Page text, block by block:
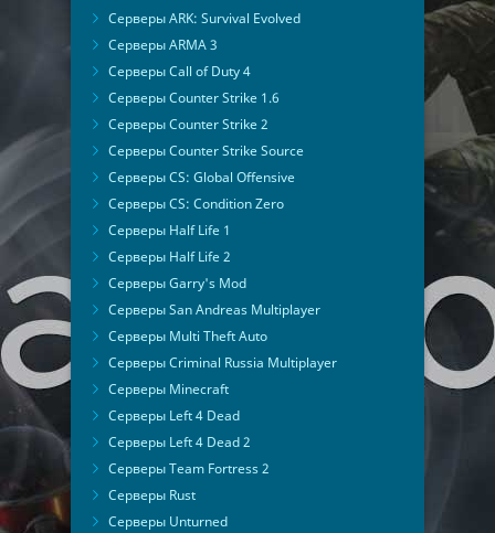
Серверы ARK: Survival Evolved
Серверы ARMA 3
Серверы Call of Duty 4
Серверы Counter Strike 1.6
Серверы Counter Strike 2
Серверы Counter Strike Source
Серверы CS: Global Offensive
Серверы CS: Condition Zero
Серверы Half Life 1
Серверы Half Life 2
Серверы Garry's Mod
Серверы San Andreas Multiplayer
Серверы Multi Theft Auto
Серверы Criminal Russia Multiplayer
Серверы Minecraft
Серверы Left 4 Dead
Серверы Left 4 Dead 2
Серверы Team Fortress 2
Серверы Rust
Серверы Unturned